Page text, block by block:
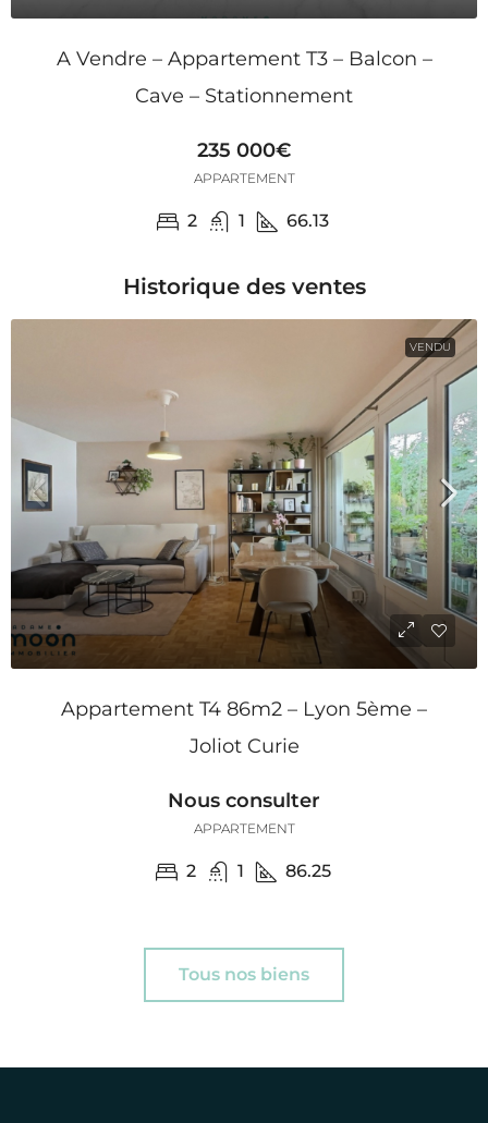
A Vendre – Appartement T3 – Balcon –
Cave – Stationnement
235 000€
APPARTEMENT
2 1 66.13
Historique des ventes
VENDU
Appartement T4 86m2 – Lyon 5ème –
Joliot Curie
Nous consulter
APPARTEMENT
2 1 86.25
Tous nos biens